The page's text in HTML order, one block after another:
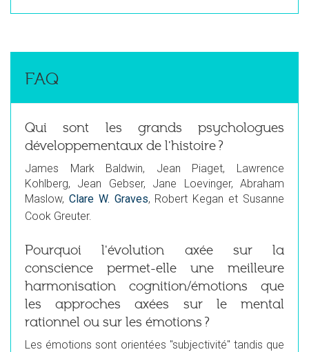
FAQ
Qui sont les grands psychologues
développementaux de l'histoire ?
James Mark Baldwin, Jean Piaget, Lawrence
Kohlberg, Jean Gebser, Jane Loevinger, Abraham
Maslow, Clare W. Graves, Robert Kegan et Susanne
Cook Greuter.
Pourquoi l'évolution axée sur la
conscience permet-elle une meilleure
harmonisation cognition/émotions que
les approches axées sur le mental
rationnel ou sur les émotions ?
Les émotions sont orientées "subjectivité" tandis que